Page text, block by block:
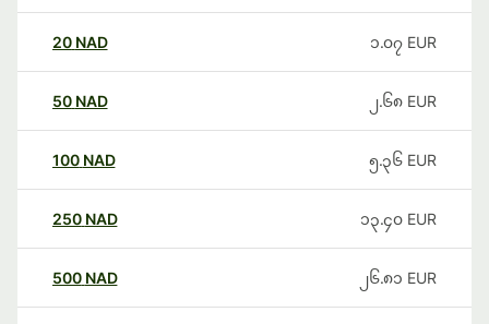
20 NAD ၁.၀၇ EUR
50 NAD ၂.၆၈ EUR
100 NAD ၅.၃၆ EUR
250 NAD ၁၃.၄၀ EUR
500 NAD ၂၆.၈၁ EUR